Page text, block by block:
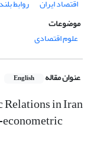
اقتصاد ایران
روابط
موضوعات
علوم اقتصادی
عنوان مقاله English
in Iran